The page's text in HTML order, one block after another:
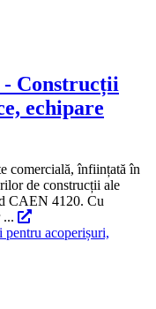
Construcții
echipare
comercială, înființată în
de construcții ale
CAEN 4120. Cu
...